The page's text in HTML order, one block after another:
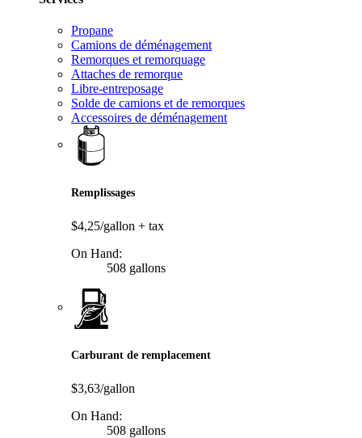
Propane
Camions de déménagement
Remorques et remorquage
Attaches de remorque
Libre-entreposage
Solde de camions et de remorques
Accessoires de déménagement
Remplissages
$4,25/gallon + tax
On Hand:
508 gallons
Carburant de remplacement
$3,63/gallon
On Hand:
508 gallons